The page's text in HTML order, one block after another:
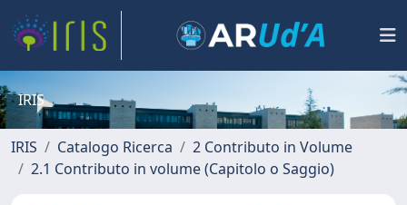
IRIS
IRIS Catalogo Ricerca
2 Contributo in Volume
2.1 Contributo in volume (Capitolo o Saggio)